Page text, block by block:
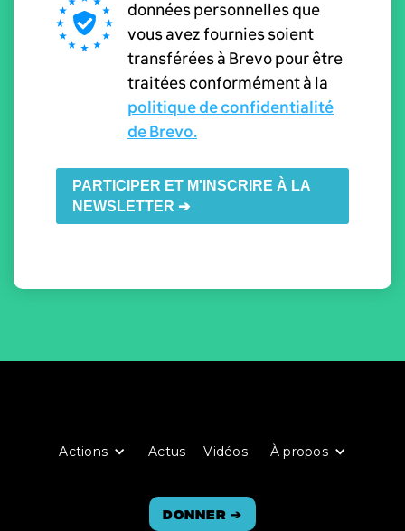
données personnelles que
vous avez fournies soient
transférées à Brevo pour être
traitées conformément à la
politique de confidentialité
de Brevo.
PARTICIPER ET M'INSCRIRE À LA
NEWSLETTER ➔
Actions Actus Vidéos À propos
Donner ➔